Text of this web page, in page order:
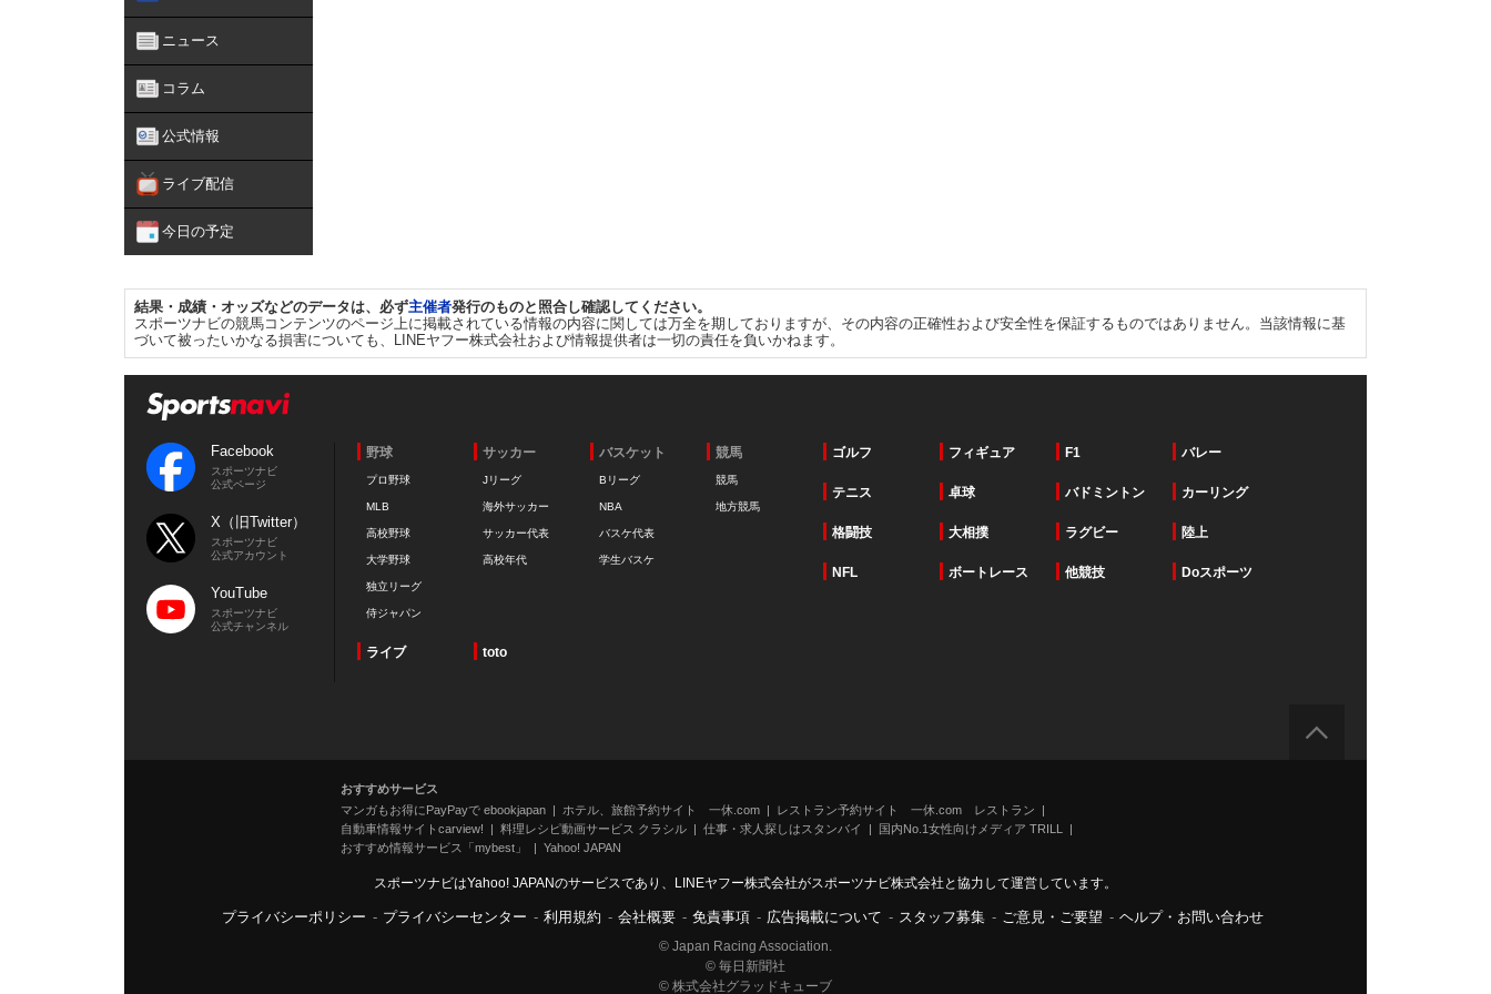
ニュース
コラム
公式情報
ライブ配信
今日の予定
結果・成績・オッズなどのデータは、必ず主催者発行のものと照合し確認してください。
スポーツナビの競馬コンテンツのページ上に掲載されている情報の内容に関しては万全を期しておりますが、その内容の正確性および安全性を保証するものではありません。当該情報に基
づいて被ったいかなる損害についても、LINEヤフー株式会社および情報提供者は一切の責任を負いかねます。
Facebook
スポーツナビ
公式ページ
X（旧Twitter）
スポーツナビ
公式アカウント
YouTube
スポーツナビ
公式チャンネル
野球
プロ野球
MLB
高校野球
大学野球
独立リーグ
侍ジャパン
サッカー
Jリーグ
海外サッカー
サッカー代表
高校年代
バスケット
Bリーグ
NBA
バスケ代表
学生バスケ
競馬
競馬
地方競馬
ゴルフ フィギュア F1 バレー
テニス 卓球 バドミントン カーリング
格闘技 大相撲 ラグビー 陸上
NFL ボートレース 他競技 Doスポーツ
ライブ toto
おすすめサービス
マンガもお得にPayPayで ebookjapan
ホテル、旅館予約サイト 一休.com
レストラン予約サイト 一休.com レストラン
自動車情報サイトcarview!
料理レシピ動画サービス クラシル 仕事・求人探しはスタンバイ
国内No.1女性向けメディア TRILL
おすすめ情報サービス「mybest」
Yahoo! JAPAN
スポーツナビはYahoo! JAPANのサービスであり、LINEヤフー株式会社がスポーツナビ株式会社と協力して運営しています。
プライバシーポリシー - プライバシーセンター - 利用規約 - 会社概要 - 免責事項 - 広告掲載について - スタッフ募集 - ご意見・ご要望 - ヘルプ・お問い合わせ
© Japan Racing Association.
© 毎日新聞社
© 株式会社グラッドキューブ